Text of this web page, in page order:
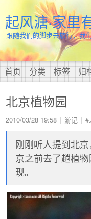
起风溏·家里
跟随我们的脚步去旅行，我
首页 分类 标签 归
北京植物园
2010/03/28 19:58 游记 #
刚刚听人提到北
京之前去了趟植
现。